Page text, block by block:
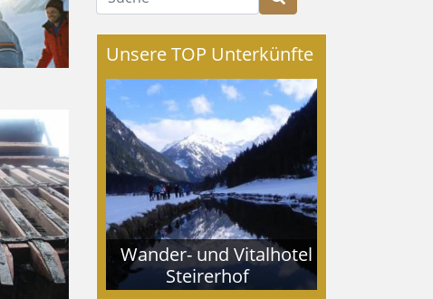
Unsere TOP Unterkünfte
Wander- und Vitalhotel
Steirerhof